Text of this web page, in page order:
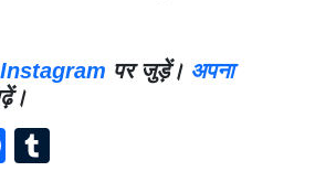
Instagram पर जुड़ें। अपना
Facebook